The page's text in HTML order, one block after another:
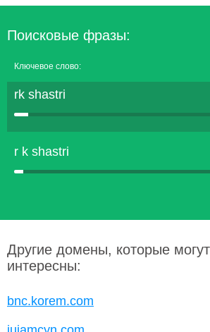
Поисковые фразы:
Ключевое слово:
rk shastri
r k shastri
Другие домены, которые
интересны:
bnc.korem.com